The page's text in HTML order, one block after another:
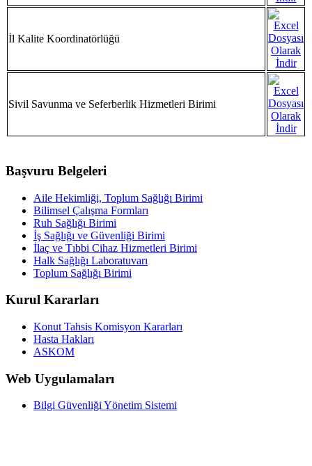
İl Kalite Koordinatörlüğü
Sivil Savunma ve Seferberlik Hizmetleri Birimi
Başvuru Belgeleri
Aile Hekimliği, Toplum Sağlığı Birimi
Bilimsel Çalışma Formları
Ruh Sağlığı Birimi
İş Sağlığı ve Güvenliği Birimi
İlaç ve Tıbbi Cihaz Hizmetleri Birimi
Halk Sağlığı Laboratuvarı
Toplum Sağlığı Birimi
Kurul Kararları
Konut Tahsis Komisyon Kararları
Hasta Hakları
ASKOM
Web Uygulamaları
Bilgi Güvenliği Yönetim Sistemi